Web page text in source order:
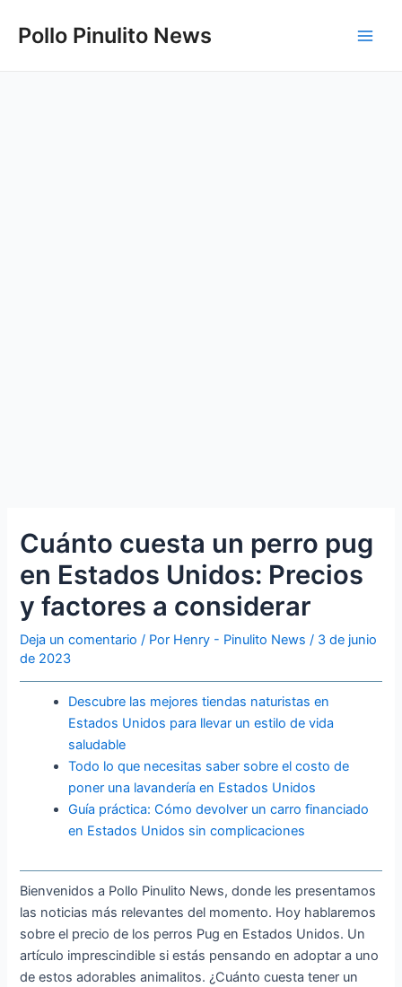
Pollo Pinulito News
Cuánto cuesta un perro pug
en Estados Unidos: Precios
y factores a considerar
Deja un comentario / Por Henry - Pinulito News/ 3 de junio
de 2023
Descubre las mejores tiendas naturistas en
Estados Unidos para llevar un estilo de vida
saludable
Todo lo que necesitas saber sobre el costo de
poner una lavandería en Estados Unidos
Guía práctica: Cómo devolver un carro financiado
en Estados Unidos sin complicaciones
Bienvenidos a Pollo Pinulito News, donde les presentamos
las noticias más relevantes del momento. Hoy hablaremos
sobre el precio de los perros Pug en Estados Unidos. Un
artículo imprescindible si estás pensando en adoptar a uno
de estos adorables animalitos. ¿Cuánto cuesta tener un